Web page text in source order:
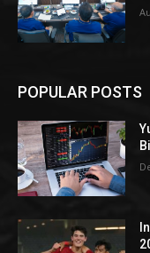
POPULAR POSTS